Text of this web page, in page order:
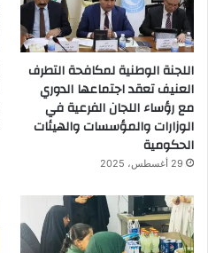
اللجنة الوطنية لمكافحة التطرف
العنيف تعقد اجتماعها الدوري
مع رؤساء اللجان الفرعية في
الوزارات والمؤسسات والهيئات
الحكومية
29 أغسطس، 2025